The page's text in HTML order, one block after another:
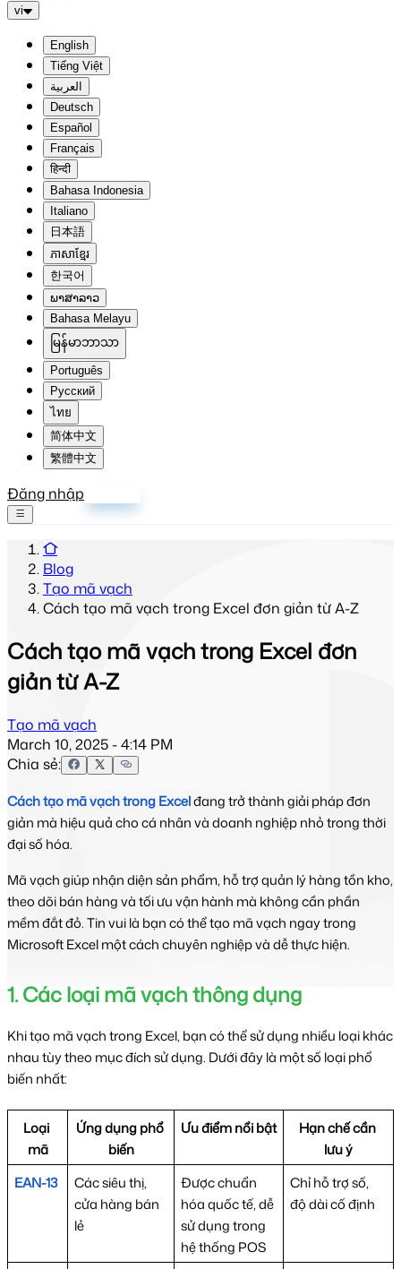
vi
English
Tiếng Việt
العربية
Deutsch
Español
Français
हिन्दी
Bahasa Indonesia
Italiano
日本語
ភាសាខ្មែរ
한국어
ພາສາລາວ
Bahasa Melayu
မြန်မာဘာသာ
Português
Русский
ไทย
简体中文
繁體中文
Đăng nhập
Blog
Tạo mã vạch
Cách tạo mã vạch trong Excel đơn giản từ A-Z
Cách tạo mã vạch trong Excel đơn
giản từ A-Z
Tạo mã vạch
March 10, 2025 - 4:14 PM
Chia sẻ:
Cách tạo mã vạch trong Excel đang trở thành giải pháp đơn
giản mà hiệu quả cho cá nhân và doanh nghiệp nhỏ trong thời
đại số hóa.
Mã vạch giúp nhận diện sản phẩm, hỗ trợ quản lý hàng tồn kho,
theo dõi bán hàng và tối ưu vận hành mà không cần phần
mềm đắt đỏ. Tin vui là bạn có thể tạo mã vạch ngay trong
Microsoft Excel một cách chuyên nghiệp và dễ thực hiện.
1. Các loại mã vạch thông dụng
Khi tạo mã vạch trong Excel, bạn có thể sử dụng nhiều loại khác
nhau tùy theo mục đích sử dụng. Dưới đây là một số loại phổ
biến nhất:
Loại
mã
Ứng dụng phổ
biến
Ưu điểm nổi bật
Hạn chế cần
lưu ý
EAN-13
Các siêu thị,
cửa hàng bán
lẻ
Được chuẩn
hóa quốc tế, dễ
sử dụng trong
hệ thống POS
Chỉ hỗ trợ số,
độ dài cố định